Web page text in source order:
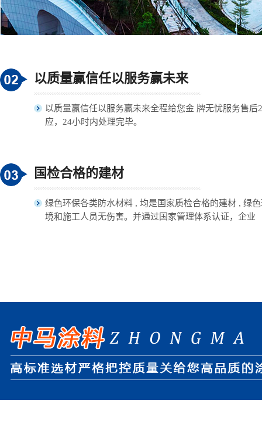
以质量赢信任以服务赢未来
以质量赢信任以服务赢未来全程给您金 牌无忧服务售后
应，24小时内处理完毕。
国检合格的建材
绿色环保各类防水材料 , 均是国家质检合格的建材 , 绿
境和施工人员无伤害。并通过国家管理体系认证，企业